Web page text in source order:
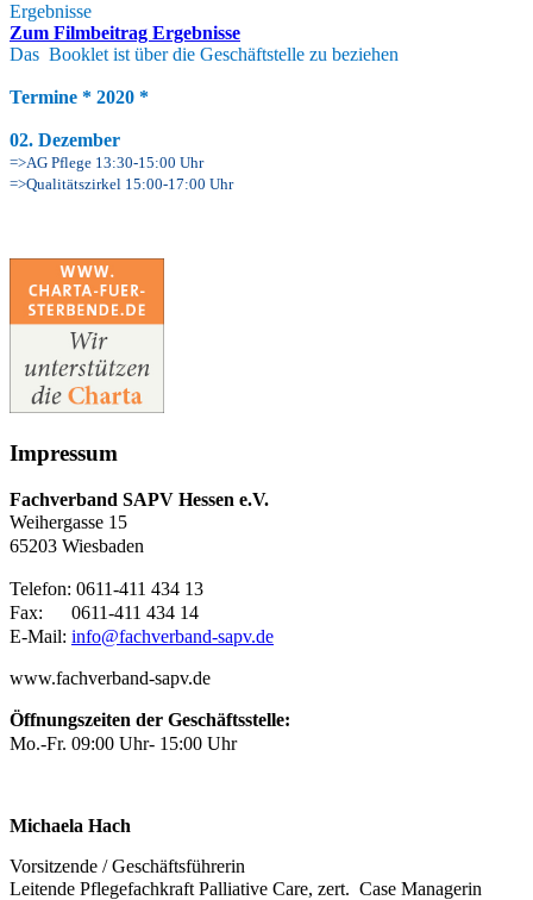
Ergebnisse
Zum Filmbeitrag Ergebnisse
Das Booklet ist über die Geschäftstelle zu beziehen
Termine * 2020 *
02. Dezember
=>AG Pflege 13:30-15:00 Uhr
=>Qualitätszirkel 15:00-17:00 Uhr
Impressum
Fachverband SAPV Hessen e.V.
Weihergasse 15
65203 Wiesbaden
Telefon: 0611-411 434 13
Fax: 0611-411 434 14
E-Mail: info@fachverband-sapv.de
www.fachverband-sapv.de
Öffnungszeiten der Geschäftsstelle:
Mo.-Fr. 09:00 Uhr- 15:00 Uhr
Michaela Hach
Vorsitzende / Geschäftsführerin
Leitende Pflegefachkraft Palliative Care, zert. Case Managerin